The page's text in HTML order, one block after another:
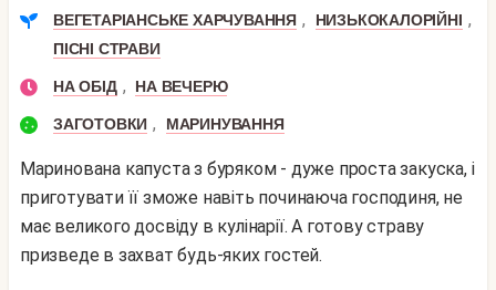
ВЕГЕТАРІАНСЬКЕ ХАРЧУВАННЯ , НИЗЬКОКАЛОРІЙНІ ,
ПІСНІ СТРАВИ
НА ОБІД , НА ВЕЧЕРЮ
ЗАГОТОВКИ , МАРИНУВАННЯ
Маринована капуста з буряком - дуже проста закуска, і
приготувати її зможе навіть починаюча господиня, не
має великого досвіду в кулінарії. А готову страву
призведе в захват будь-яких гостей.